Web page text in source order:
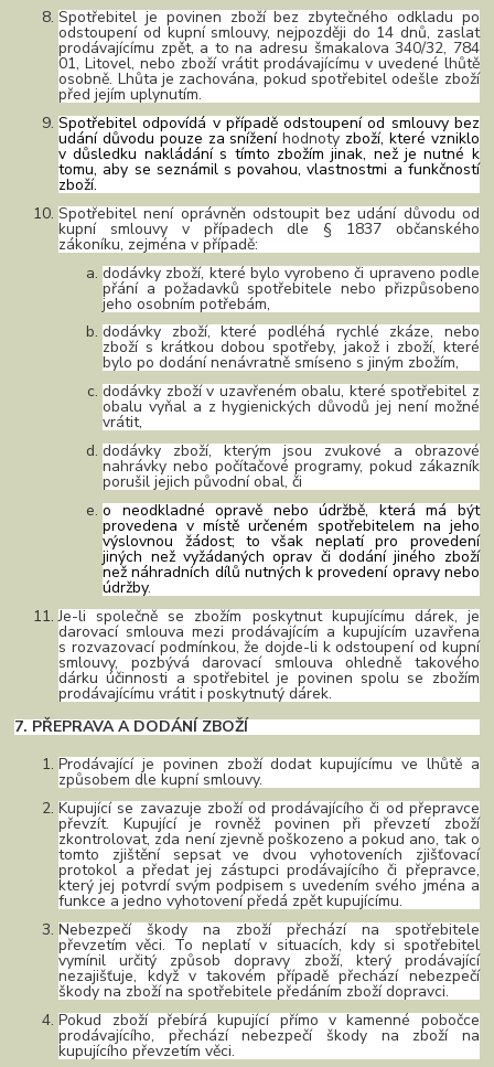
Spotřebitel je povinen zboží bez zbytečného odkladu po
odstoupení od kupní smlouvy, nejpozději do 14 dnů, zaslat
prodávajícímu zpět, a to na adresu šmakalova 340/32, 784
01, Litovel, nebo zboží vrátit prodávajícímu v uvedené lhůtě
osobně. Lhůta je zachována, pokud spotřebitel odešle zboží
před jejím uplynutím.
Spotřebitel odpovídá v případě odstoupení od smlouvy bez
udání důvodu pouze za sníženíhodnoty zboží, které vzniklo
v důsledku nakládání s tímto zbožím jinak, než je nutné k
tomu, aby se seznámil s povahou, vlastnostmi a funkčností
zboží.
Spotřebitel není oprávněn odstoupit bez udání důvodu od
kupní smlouvy v případech dle § 1837 občanského
zákoníku, zejména v případě:
dodávky zboží, které bylo vyrobeno či upraveno podle
přání a požadavků spotřebitele nebo přizpůsobeno
jeho osobním potřebám,
dodávky zboží, které podléhá rychlé zkáze, nebo
zboží s krátkou dobou spotřeby, jakož i zboží, které
bylo po dodání nenávratně smíseno s jiným zbožím,
dodávky zboží v uzavřeném obalu, které spotřebitel z
obalu vyňal a z hygienických důvodů jej není možné
vrátit,
dodávky zboží, kterým jsou zvukové a obrazové
nahrávky nebo počítačové programy, pokud zákazník
porušil jejich původní obal, či
o neodkladné opravě nebo údržbě, která má být
provedena v místě určeném spotřebitelem na jeho
výslovnou žádost; to však neplatí pro provedení
jiných než vyžádaných oprav či dodání jiného zboží
než náhradních dílů nutných k provedení opravy nebo
údržby.
Je-li společně se zbožím poskytnut kupujícímu dárek, je
darovací smlouva mezi prodávajícím a kupujícím uzavřena
s rozvazovací podmínkou, že dojde-li k odstoupení od kupní
smlouvy, pozbývá darovací smlouva ohledně takového
dárku účinnosti a spotřebitel je povinen spolu se zbožím
prodávajícímu vrátit i poskytnutý dárek.
7. PŘEPRAVA A DODÁNÍ ZBOŽÍ
Prodávající je povinen zboží dodat kupujícímu ve lhůtě a
způsobem dle kupní smlouvy.
Kupujícíse zavazuje zboží od prodávajícího či od přepravce
převzít. Kupující je rovněž povinen při převzetí zboží
zkontrolovat, zda není zjevně poškozeno a pokud ano, tak o
tomto zjištění sepsat ve dvou vyhotoveních zjišťovací
protokol a předat jej zástupci prodávajícího či přepravce,
který jej potvrdí svým podpisem s uvedením svého jména a
funkce a jedno vyhotovení předá zpět kupujícímu.
Nebezpečí škody na zboží přechází na spotřebitele
převzetím věci. To neplatí v situacích, kdy si spotřebitel
vymínil určitý způsob dopravy zboží, který prodávající
nezajišťuje, když v takovém případě přechází nebezpečí
škody na zboží na spotřebitele předáním zboží dopravci.
Pokud zboží přebírá kupující přímo v kamenné pobočce
prodávajícího, přechází nebezpečí škody na zboží na
kupujícího převzetím věci.